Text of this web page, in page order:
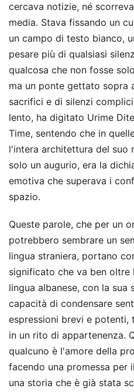
cercava notizie, né
media. Stava fissando un
un campo di testo bianco,
pesare più di qualsiasi
qualcosa che non fosse
ma un ponte gettato sopra
sacrifici e di silenzi
lento, ha digitato Urime
Time, sentendo che in
l'intera architettura del suo
solo un augurio, era la
emotiva che superava i
spazio.
Queste parole, che per un
potrebbero sembrare un
lingua straniera, portano
significato che va ben oltre
lingua albanese, con la sua
capacità di condensare
espressioni brevi e potenti,
in un rito di appartenenza.
qualcuno è l'amore della
facendo una promessa per
una storia che è già stata